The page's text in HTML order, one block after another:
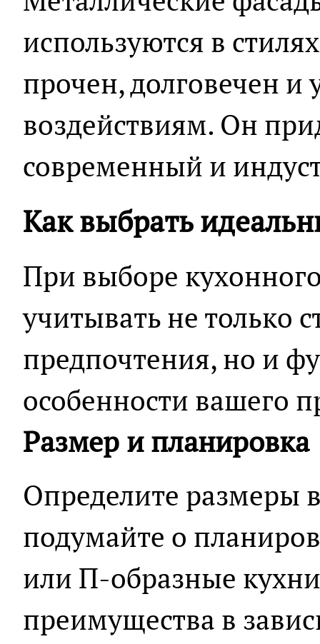
используются в
прочен, долговечен
воздействиям. Он
современный и
Как выбрать
При выборе
учитывать не только
предпочтения, но и
особенности вашего
Размер и планировка
Определите размеры
подумайте о
или П-образные
преимущества в